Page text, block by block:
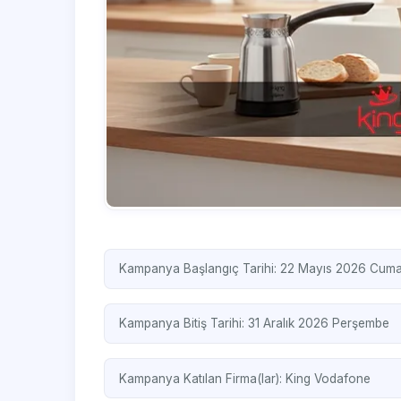
Kampanya Başlangıç Tarihi: 22 Mayıs 2026
Kampanya Bitiş Tarihi: 31 Aralık 2026 Perşembe
Kampanya Katılan Firma(lar): King Vodafone